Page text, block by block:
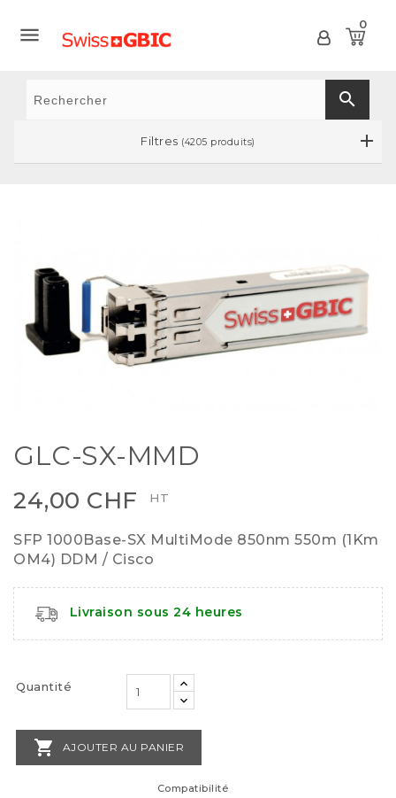
 0
search
Filtres (4205 produits)
GLC-SX-MMD
24,00 CHF HT
SFP 1000Base-SX MultiMode 850nm 550m (1Km
OM4) DDM / Cisco
Livraison sous 24 heures
Quantité
 AJOUTER AU PANIER
Compatibilité